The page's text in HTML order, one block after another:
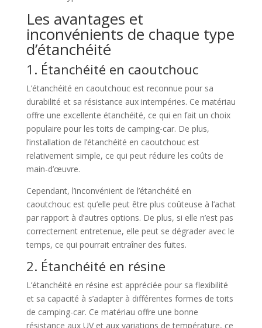
Les avantages et
inconvénients de chaque type
d’étanchéité
1. Étanchéité en caoutchouc
L’étanchéité en caoutchouc est reconnue pour sa
durabilité et sa résistance aux intempéries. Ce matériau
offre une excellente étanchéité, ce qui en fait un choix
populaire pour les toits de camping-car. De plus,
l’installation de l’étanchéité en caoutchouc est
relativement simple, ce qui peut réduire les coûts de
main-d’œuvre.
Cependant, l’inconvénient de l’étanchéité en
caoutchouc est qu’elle peut être plus coûteuse à l’achat
par rapport à d’autres options. De plus, si elle n’est pas
correctement entretenue, elle peut se dégrader avec le
temps, ce qui pourrait entraîner des fuites.
2. Étanchéité en résine
L’étanchéité en résine est appréciée pour sa flexibilité
et sa capacité à s’adapter à différentes formes de toits
de camping-car. Ce matériau offre une bonne
résistance aux UV et aux variations de température, ce